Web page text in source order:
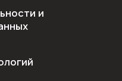
и